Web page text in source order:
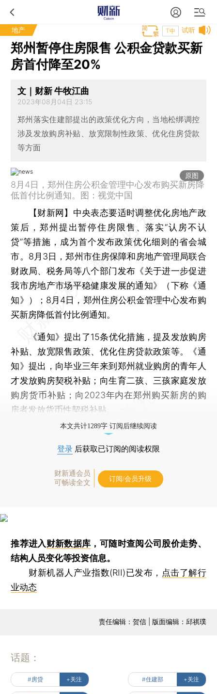
地产 试听
T中
郑州暂停住房限售 公积金贷款买新
房首付降至20%
文｜财新 牛牧江曲
2023年08月04日 23:15
郑州落实住建部提出的政策优化方向，当地松绑调控
涉及发放购房补贴、放宽限制性政策、优化住房贷款
等方面
原图
8月4日，郑州住房公积金管理中心发布购买新房降
低首付比例通知。图：视觉中国
【财新网】 中央表态要适时调整优化房地产政
策后，郑州提出暂停住房限售、落实“认房不认
贷”等措施，成为首个发布政策优化细则的省会城
市。8月3日，郑州市住房保障和房地产管理局联合
财政局、税务局等八个部门发布《关于进一步促进
我市房地产市场平稳健康发展的通知》（下称《通
知》）；8月4日，郑州住房公积金管理中心发布购
买新房降低首付比例通知。
《通知》提出了15条优化措施，提及发放购房
补贴、放宽限售政策、优化住房贷款政策等。《通
知》提出，向毕业三年来到郑州就业购房的青年人
才发放购房契税补贴；向生育二孩、三孩家庭发放
购房货币补贴；向2023年内在郑州购买新房的购
房者发放货币性契税补贴。
本文共计1289字 订阅后继续阅读
登录 后获取已订阅的阅读权限
财新通会员
可畅读全文
订阅/会员升级
推荐进入财新数据库 ，可随时查阅公司股价走势、
结构人员变化等投资信息。
财新机器人产业指数(RII)已发布， 点击了解行
业动态
责任编辑：贺信 | 版面编辑：邱祺璞
话题：
#房贷 +关注 #住建部 +关注